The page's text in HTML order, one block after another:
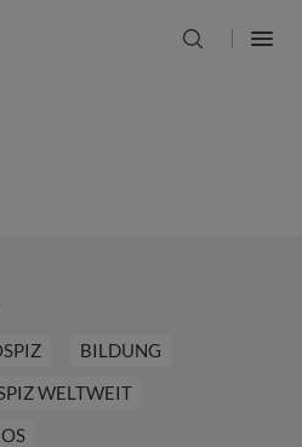
BILDUNG
WELTWEIT